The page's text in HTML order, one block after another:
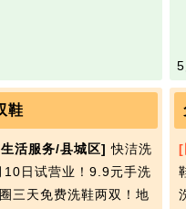
鞋
活服务/县城区] 快洁洗
日试营业！9.9元手洗
三天免费洗鞋两双！地
[